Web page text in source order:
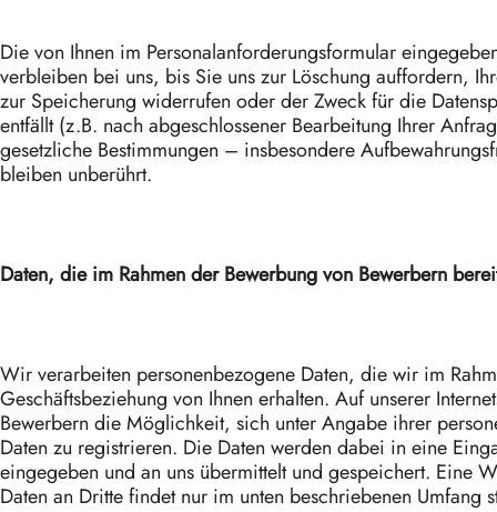
Die von Ihnen im Personalanforderungsformular
verbleiben bei uns, bis Sie uns zur Löschung auffordern,
zur Speicherung widerrufen oder der Zweck für die
entfällt (z.B. nach abgeschlossener Bearbeitung Ihrer
gesetzliche Bestimmungen – insbesondere
bleiben unberührt.
Daten, die im Rahmen der Bewerbung von Bewerbern
Wir verarbeiten personenbezogene Daten, die wir im
Geschäftsbeziehung von Ihnen erhalten. Auf unserer
Bewerbern die Möglichkeit, sich unter Angabe ihrer
Daten zu registrieren. Die Daten werden dabei in eine
eingegeben und an uns übermittelt und gespeichert. Eine
Daten an Dritte findet nur im unten beschriebenen Umfang